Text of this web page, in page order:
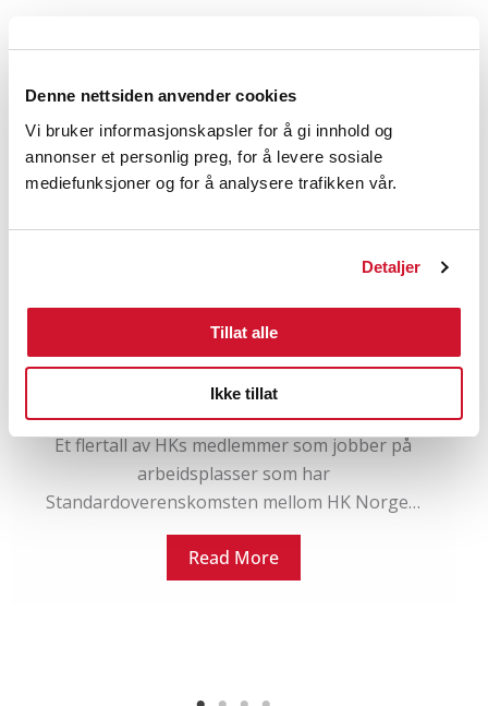
Denne nettsiden anvender cookies
Vi bruker informasjonskapsler for å gi innhold og
annonser et personlig preg, for å levere sosiale
mediefunksjoner og for å analysere trafikken vår.
Detaljer
Tillat alle
Ikke tillat
HKs medlemmer på NHO
Standardoverenskomsten stemte JA
Ingen kommentarer
Et flertall av HKs medlemmer som jobber på
arbeidsplasser som har
Standardoverenskomsten mellom HK Norge…
Read More